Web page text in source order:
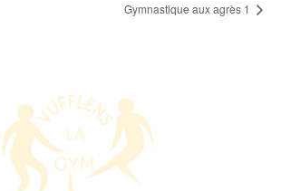
Gymnastique aux agrès 1